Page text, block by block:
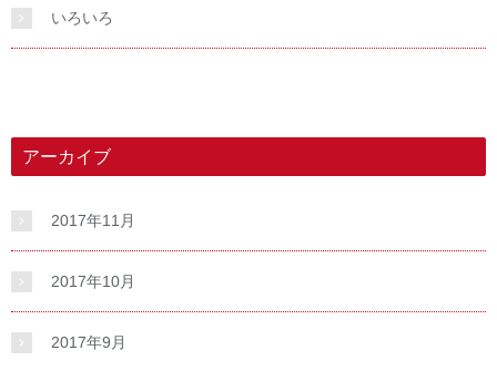
いろいろ
アーカイブ
2017年11月
2017年10月
2017年9月